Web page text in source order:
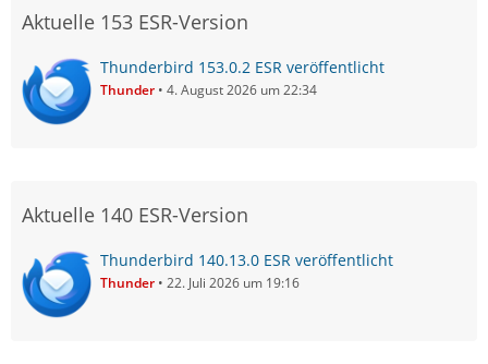
Aktuelle 153 ESR-Version
Thunderbird 153.0.2 ESR veröffentlicht
Thunder 4. August 2026 um 22:34
Aktuelle 140 ESR-Version
Thunderbird 140.13.0 ESR veröffentlicht
Thunder 22. Juli 2026 um 19:16